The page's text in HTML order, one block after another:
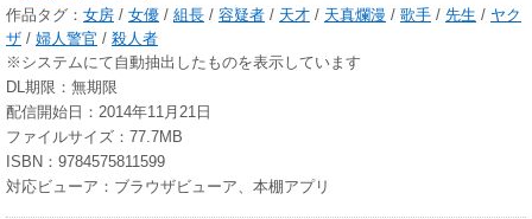
作品タグ： 女房 / 女優 / 組長 / 容疑者 / 天才 / 天真爛漫 / 歌手 / 先生 / ヤク
ザ / 婦人警官 / 殺人者
※システムにて自動抽出したものを表示しています
DL期限：無期限
配信開始日：2014年11月21日
ファイルサイズ：77.7MB
ISBN：9784575811599
対応ビューア：ブラウザビューア、本棚アプリ